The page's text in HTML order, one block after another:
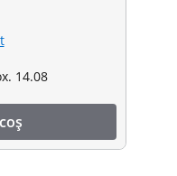
14.08